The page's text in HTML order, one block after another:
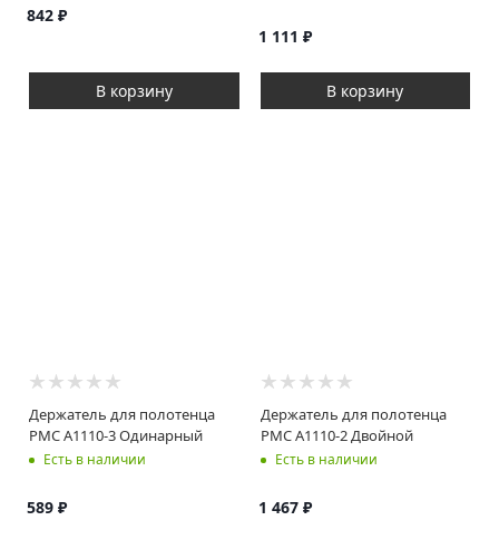
842 ₽
В корзину
1 111 ₽
В корзину
Держатель для полотенца
РМС A1110-3 Одинарный
Есть в наличии
589 ₽
Держатель для полотенца
РМС A1110-2 Двойной
Есть в наличии
1 467₽